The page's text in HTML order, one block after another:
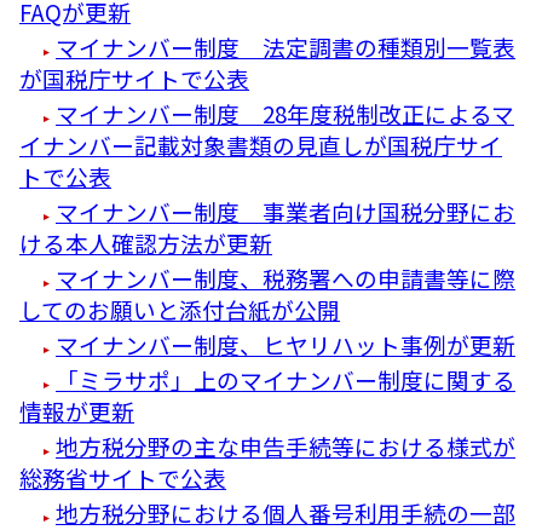
FAQが更新
マイナンバー制度 法定調書の種類別一覧表
が国税庁サイトで公表
マイナンバー制度 28年度税制改正によるマ
イナンバー記載対象書類の見直しが国税庁サイ
トで公表
マイナンバー制度 事業者向け国税分野にお
ける本人確認方法が更新
マイナンバー制度、税務署への申請書等に際
してのお願いと添付台紙が公開
マイナンバー制度、ヒヤリハット事例が更新
「ミラサポ」上のマイナンバー制度に関する
情報が更新
地方税分野の主な申告手続等における様式が
総務省サイトで公表
地方税分野における個人番号利用手続の一部